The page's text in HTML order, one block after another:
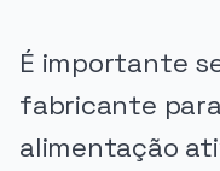
É importante
fabricante
alimentação